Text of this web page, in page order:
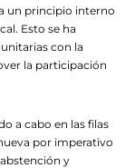
un principio interno
Esto se ha
con la
la participación
a cabo en las filas
por imperativo
y